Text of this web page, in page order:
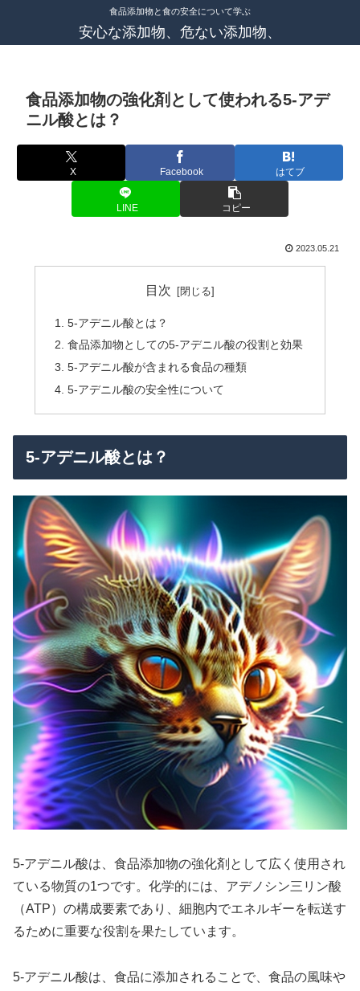
食品添加物と食の安全について学ぶ
安心な添加物、危ない添加物、
食品添加物の強化剤として使われる5-アデ
ニル酸とは？
X Facebook はてブ
LINE コピー
2023.05.21
目次
5-アデニル酸とは？
食品添加物としての5-アデニル酸の役割と効果
5-アデニル酸が含まれる食品の種類
5-アデニル酸の安全性について
5-アデニル酸とは？
5-アデニル酸は、食品添加物の強化剤として広く使用され
ている物質の1つです。化学的には、アデノシン三リン酸
（ATP）の構成要素であり、細胞内でエネルギーを転送す
るために重要な役割を果たしています。
5-アデニル酸は、食品に添加されることで、食品の風味や